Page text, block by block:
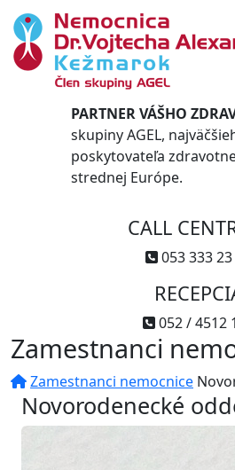
PARTNER VÁŠHO
skupiny AGEL,
poskytovateľa
strednej Európe.
CALL
053 333
052 / 4512
Zamestnanci
Zamestnanci nemocnice
Novorodenecké